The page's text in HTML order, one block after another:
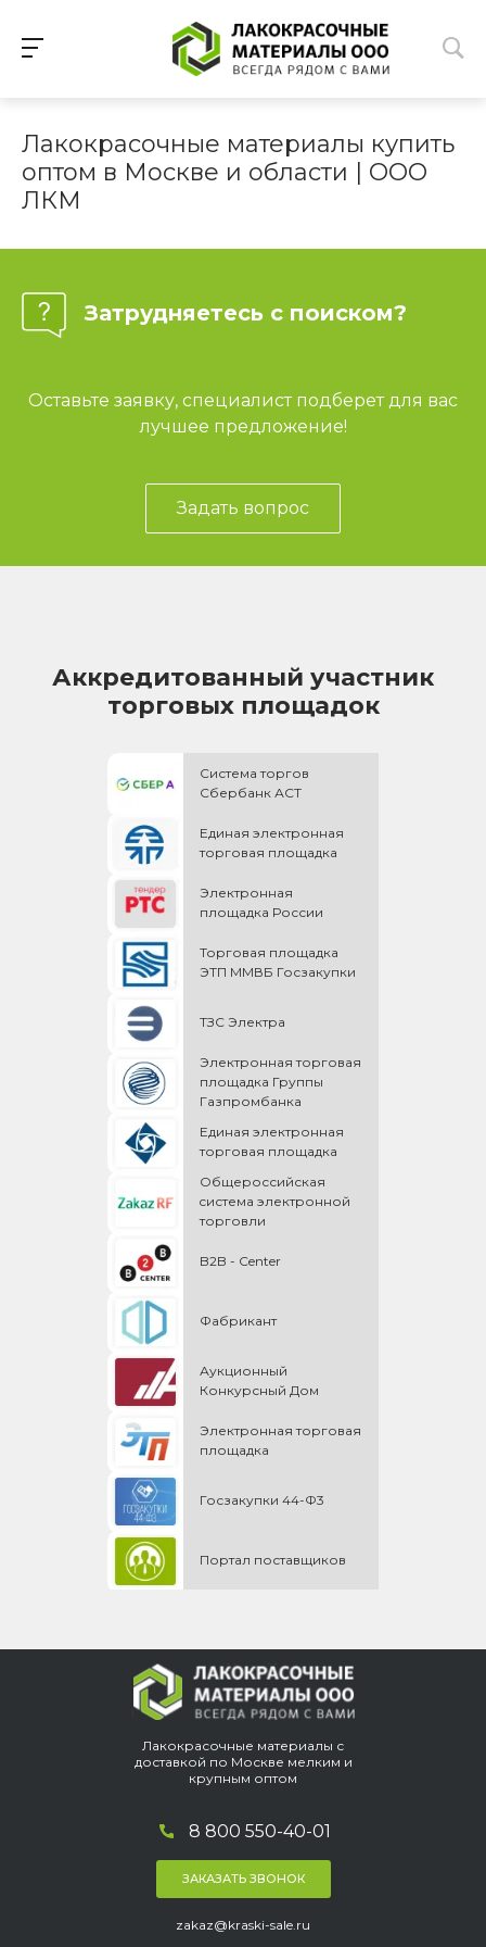
Лакокрасочные материалы купить
оптом в Москве и области | ООО
ЛКМ
Затрудняетесь с поиском?
Оставьте заявку, специалист подберет для вас
лучшее предложение!
Задать вопрос
Аккредитованный участник
торговых площадок
Система торгов
Сбербанк АСТ
Единая электронная
торговая площадка
Электронная
площадка России
Торговая площадка
ЭТП ММВБ Госзакупки
ТЗС Электра
Электронная торговая
площадка Группы
Газпромбанка
Единая электронная
торговая площадка
Общероссийская
cистема электронной
торговли
B2B - Center
Фабрикант
Аукционный
Конкурсный Дом
Электронная торговая
площадка
Госзакупки 44-Ф3
Портал поставщиков
Лакокрасочные материалы с
доставкой по Москве мелким и
крупным оптом
8 800 550-40-01
ЗАКАЗАТЬ ЗВОНОК
zakaz@kraski-sale.ru